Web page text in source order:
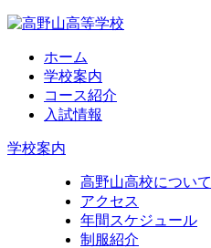
ホーム
学校案内
コース紹介
入試情報
学校案内
高野山高校について
アクセス
年間スケジュール
制服紹介